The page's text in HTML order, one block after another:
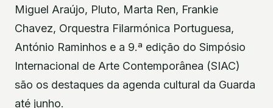
Miguel Araújo, Pluto, Marta Ren, Frankie
Chavez, Orquestra Filarmónica Portuguesa,
António Raminhos e a 9.ª edição do Simpósio
Internacional de Arte Contemporânea (SIAC)
são os destaques da agenda cultural da Guarda
até junho.